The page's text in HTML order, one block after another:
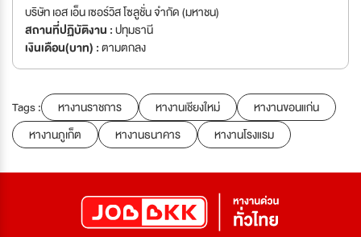
บริษัท เอส เอ็น เซอร์วิส โซลูชั่น จำกัด (มหาชน)
สถานที่ปฏิบัติงาน :ปทุมธานี
เงินเดือน(บาท) :ตามตกลง
Tags : หางานราชการ หางานเชียงใหม่
หางานขอนแก่น
หางานภูเก็ต
หางานธนาคาร หางานโรงแรม